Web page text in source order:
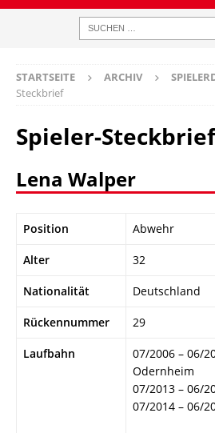
STARTSEITE ARCHIV
Steckbrief
Spieler-Steckbrief
Lena Walper
Position Abwehr
Alter 32
Nationalität Deutschland
Rückennummer 29
Laufbahn
07/2006 – 06/
Odernheim
07/2013 – 06/
07/2014 – 06/